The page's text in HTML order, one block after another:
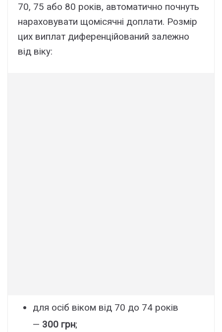
70, 75 або 80 років, автоматично почнуть
нараховувати щомісячні доплати. Розмір
цих виплат диференційований залежно
від віку:
для осіб віком від 70 до 74 років
— 300 грн;